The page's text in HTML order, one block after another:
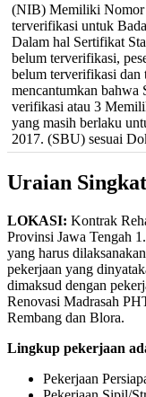
(NIB) Memiliki Nomor
terverifikasi untuk
Dalam hal Sertifikat
belum terverifikasi,
belum terverifikasi dan
mencantumkan bahwa
verifikasi atau 3
yang masih berlaku
2017. (SBU) sesuai
Uraian Singkat
LOKASI: Kontrak
Provinsi Jawa Tengah 1.
yang harus
pekerjaan yang
dimaksud dengan
Renovasi Madrasah
Rembang dan Blora.
Lingkup pekerjaan
Pekerjaan